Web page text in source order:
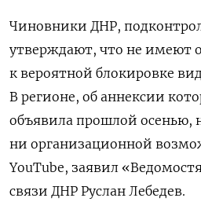
Чиновники ДНР,
утверждают, что не имеют
к вероятной блокировке
В регионе, об аннексии
объявила прошлой осенью,
ни организационной
YouTube, заявил
связи ДНР Руслан Лебедев.